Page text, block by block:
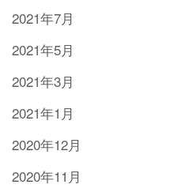
2021年7月
2021年5月
2021年3月
2021年1月
2020年12月
2020年11月